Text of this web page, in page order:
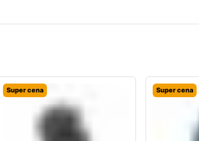
Super cena Super cena